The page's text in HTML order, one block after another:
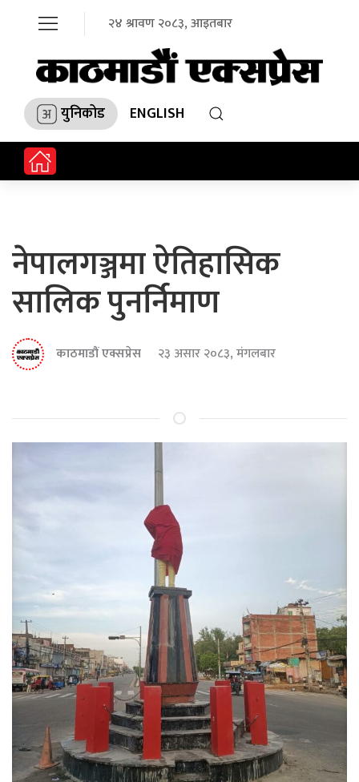
२४ श्रावण २०८३, आइतबार
युनिकोड ENGLISH
नेपालगञ्जमा ऐतिहासिक
सालिक पुनर्निमाण
काठमाडौं एक्सप्रेस २३ असार २०८३, मंगलबार